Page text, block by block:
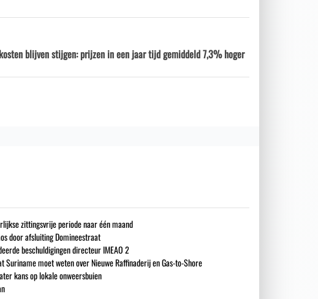
blijven stijgen: prijzen in een jaar tijd gemiddeld 7,3% hoger
zittingsvrije periode naar één maand
door afsluiting Domineestraat
beschuldigingen directeur IMEAO 2
Suriname moet weten over Nieuwe Raffinaderij en Gas-to-Shore
kans op lokale onweersbuien